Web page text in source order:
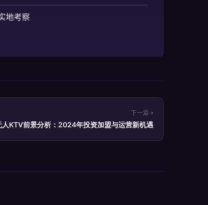
下一篇 »
人KTV前景分析：2024年投资加盟与运营新机遇